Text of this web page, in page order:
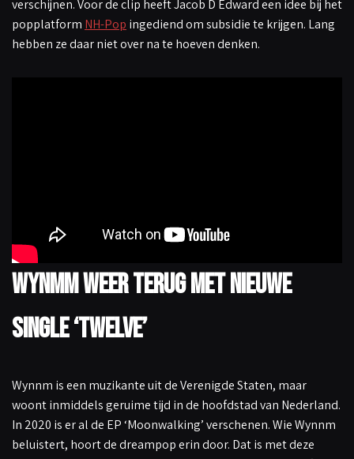
verschijnen. Voor de clip heeft Jacob D Edward een idee bij het
popplatform NH-Pop ingediend om subsidie te krijgen. Lang
hebben ze daar niet over na te hoeven denken.
Wynmm weer terug met nieuwe
single ‘Twelve’
Wynnm is een muzikante uit de Verenigde Staten, maar
woont inmiddels geruime tijd in de hoofdstad van Nederland.
In 2020 is er al de EP ‘Moonwalking’ verschenen. Wie Wynnm
beluistert, hoort de dreampop erin door. Dat is met deze